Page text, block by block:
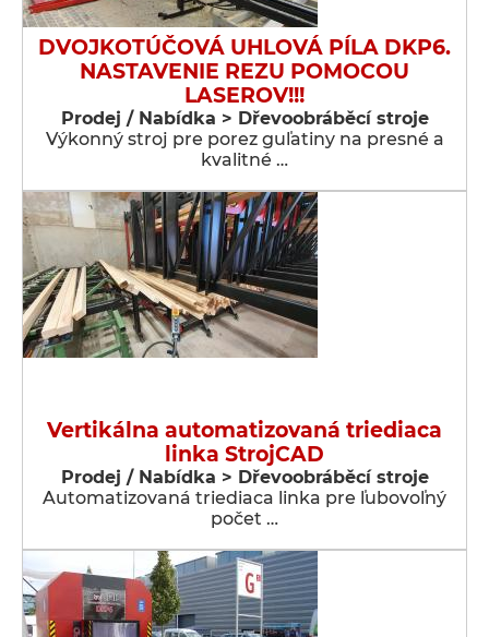
DVOJKOTÚČOVÁ UHLOVÁ PÍLA DKP6.
NASTAVENIE REZU POMOCOU
LASEROV!!!
Prodej / Nabídka > Dřevoobráběcí stroje
Výkonný stroj pre porez guľatiny na presné a
kvalitné …
Vertikálna automatizovaná triediaca
linka StrojCAD
Prodej / Nabídka > Dřevoobráběcí stroje
Automatizovaná triediaca linka pre ľubovoľný
počet …